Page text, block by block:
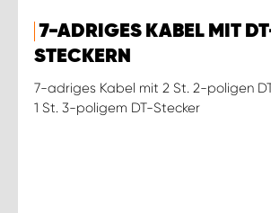
7-ADRIGES KABEL MIT
STECKERN
7-adriges Kabel mit 2 St. 2-poligen
1 St. 3-poligem DT-Stecker